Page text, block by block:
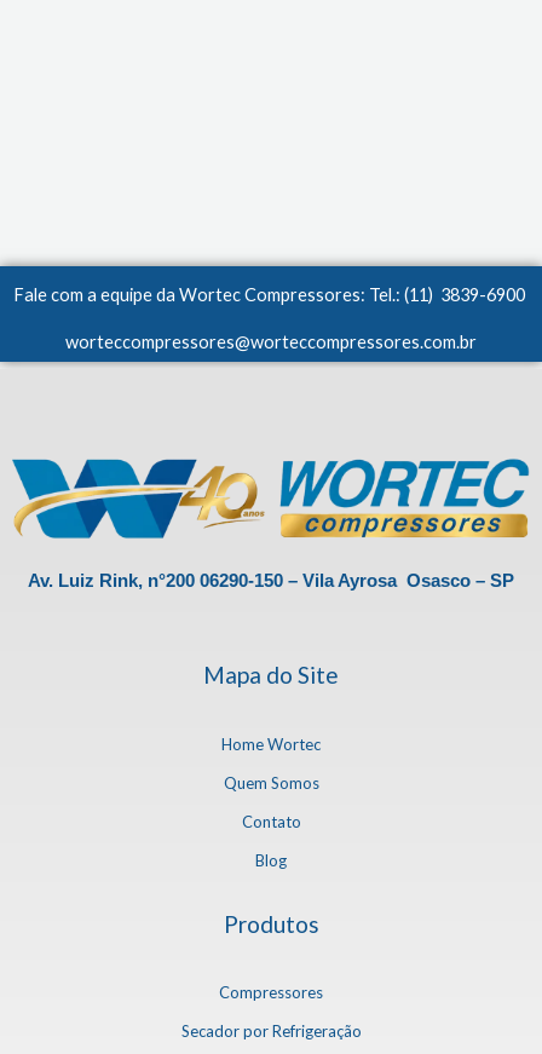
Fale com a equipe da Wortec Compressores: Tel.: (11) 3839-6900
worteccompressores@worteccompressores.com.br
Av. Luiz Rink, n°200 06290-150 – Vila Ayrosa Osasco – SP
Mapa do Site
Home Wortec
Quem Somos
Contato
Blog
Produtos
Compressores
Secador por Refrigeração